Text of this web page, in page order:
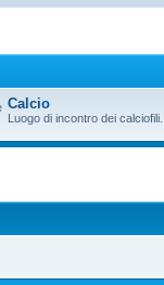
Calcio
Luogo di incontro dei calciofili.